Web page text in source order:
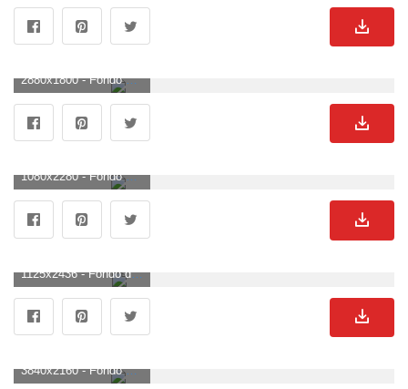
2880x1800 - Fondo de pantalla de 2880x1800. Imágen de Miles Morales.
1080x2280 - Fondo de pantalla de 1080x2280. Fondo de pantalla de Miles Morales.
1125x2436 - Fondo de pantalla de 1125x2436. Wallpaper de Miles Morales.
3840x2160 - Fondo de pantalla de 3840x2160. Imágen 4K Ultra HD de Miles Morales.